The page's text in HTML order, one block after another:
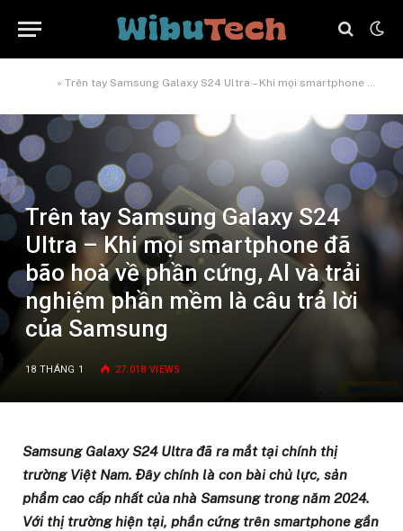
» Trên tay Samsung Galaxy S24 Ultra – Khi mọi smartphone đã bão hoà về phần cứng, AI và trải nghiệm phần mềm là câu trả lời của Samsung
Trên tay Samsung Galaxy S24
Ultra – Khi mọi smartphone đã
bão hoà về phần cứng, AI và trải
nghiệm phần mềm là câu trả lời
của Samsung
18 THÁNG 1 27.018 VIEWS
Samsung Galaxy S24 Ultra đã ra mắt tại chính thị
trường Việt Nam. Đây chính là con bài chủ lực, sản
phẩm cao cấp nhất của nhà Samsung trong năm 2024.
Với thị trường hiện tại, phần cứng trên smartphone gần